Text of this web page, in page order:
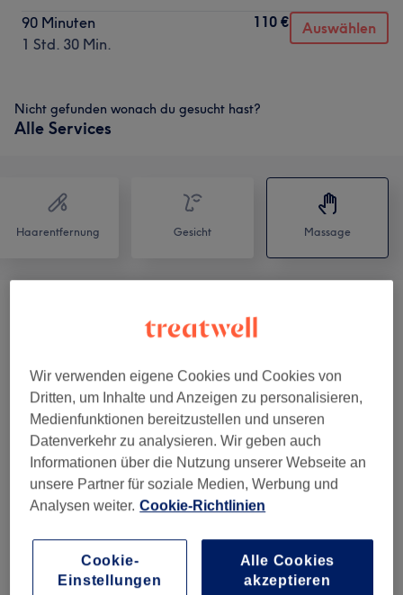
90 Minuten
1 Std. 30 Min.
110 € Auswählen
Nicht gefunden wonach du gesucht hast?
Alle Services
Haarentfernung Gesicht Massage
Unsere Arbeit
Bild anklicken für weitere Details
Wir verwenden eigene Cookies und Cookies von
Dritten, um Inhalte und Anzeigen zu personalisieren,
Medienfunktionen bereitzustellen und unseren
Datenverkehr zu analysieren. Wir geben auch
Informationen über die Nutzung unserer Webseite an
unsere Partner für soziale Medien, Werbung und
Analysen weiter. Cookie-Richtlinien
Alle Cookies
akzeptieren
Cookie-
Einstellungen